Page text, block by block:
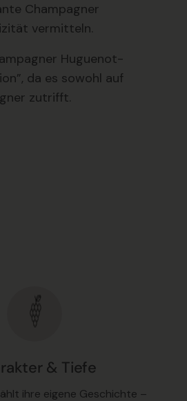
Champagner
vermitteln.
Huguenot-
da es sowohl auf
zutrifft.
& Tiefe
ihre eigene Geschichte –